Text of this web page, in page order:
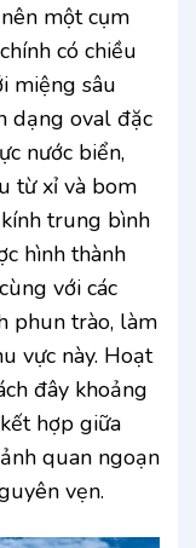
một cụm
có chiều
miệng sâu
dạng oval đặc
nước biển,
từ xỉ và bom
trung bình
hình thành
với các
phun trào, làm
vực này. Hoạt
đây khoảng
hợp giữa
quan ngoạn
vẹn.